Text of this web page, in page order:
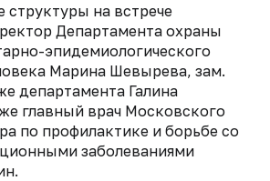
структуры на встрече
Департамента охраны
эпидемиологического
Марина Шевырева, зам.
департамента Галина
главный врач Московского
по профилактике и борьбе со
заболеваниями